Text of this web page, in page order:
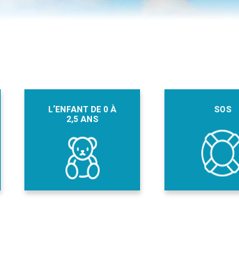
L’ENFANT DE 0 À
2,5 ANS
SOS